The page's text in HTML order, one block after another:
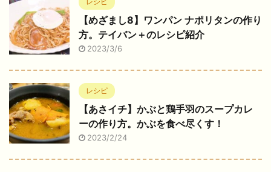
【めざまし8】ワンパン ナポリタンの作り
方。テイバン＋のレシピ紹介
2023/3/6
レシピ
【あさイチ】かぶと鶏手羽のスープカレ
ーの作り方。かぶを食べ尽くす！
2023/2/24